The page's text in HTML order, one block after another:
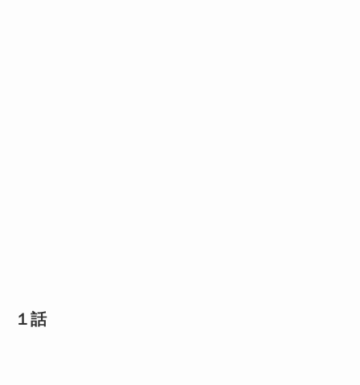
１話